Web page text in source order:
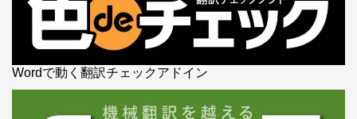
Wordで動く翻訳チェックアドイン